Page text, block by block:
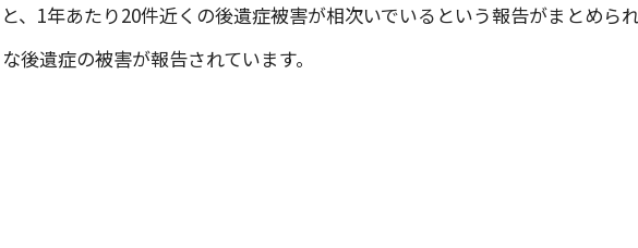
、1年あたり20件近くの後遺症被害が相次いでいるという報告がまとめら
後遺症の被害が報告されています。